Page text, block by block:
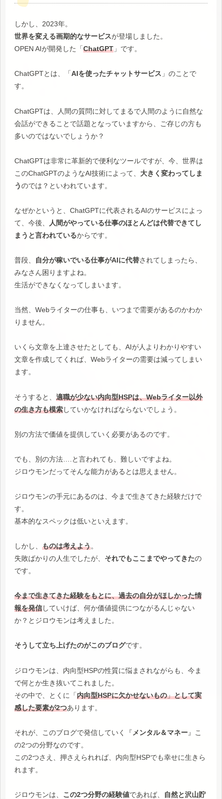
しかし、2023年。
世界を変える画期的なサービスが登場しました。
OPEN AIが開発した「ChatGPT 」です。
ChatGPTとは、「AIを使ったチャットサービス 」のことで
す。
ChatGPTは、人間の質問に対してまるで人間のように自然な
会話ができることで話題となっていますから、ご存じの方も
多いのではないでしょうか？
ChatGPTは非常に革新的で便利なツールですが、今、世界は
このChatGPTのようなAI技術によって、 大きく変わってしま
うのでは？といわれています。
なぜかというと、ChatGPTに代表されるAIのサービスによっ
て、今後、
人間がやっている仕事のほとんどは代替できてし
まうと言われているからです。
普段、 自分が稼いでいる仕事がAIに代替されてしまったら、
みなさん困りますよね。
生活ができなくなってしまいます。
当然、Webライターの仕事も、いつまで需要があるのかわか
りません。
いくら文章を上達させたとしても、AIが人よりわかりやすい
文章を作成してくれば、Webライターの需要は減ってしまい
ます。
そうすると、 適職が少ない内向型HSPは、Webライター以外
の生き方も模索していかなければならないでしょう。
別の方法で価値を提供していく必要があるのです。
でも、別の方法….と言われても、難しいですよね。
ジロウモンだってそんな能力があるとは思えません。
ジロウモンの手元にあるのは、今まで生きてきた経験だけで
す。
基本的なスペックは低いといえます。
しかし、 ものは考えよう。
失敗ばかりの人生でしたが、 それでもここまでやってきたの
です。
今まで生きてきた経験をもとに、過去の自分がほしかった情
報を発信していけば、何か価値提供につながるんじゃない
か？とジロウモンは考えました。
そうして立ち上げたのがこのブログです。
ジロウモンは、内向型HSPの性質に悩まされながらも、今ま
で何とか生き抜いてこれました。
その中で、とくに「内向型HSPに欠かせないもの」として実
感した要素が2つあります。
それが、このブログで発信していく『 メンタル＆マネー』こ
の2つの分野なのです。
この2つさえ、押さえられれば、内向型HSPでも幸せに生きら
れます。
ジロウモンは、 この2つ分野の経験値であれば、
自然と沢山貯